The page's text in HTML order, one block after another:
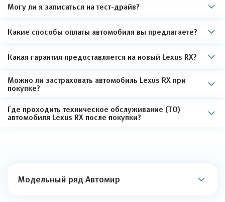
Могу ли я записаться на тест-драйв?
Какие способы оплаты автомобиля вы предлагаете?
Какая гарантия предоставляется на новый Lexus RX?
Можно ли застраховать автомобиль Lexus RX при
покупке?
Где проходить техническое обслуживание (ТО)
автомобиля Lexus RX после покупки?
Модельный ряд Автомир